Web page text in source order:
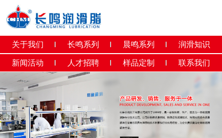
关于我们 长鸣系列 晨鸣系列 润滑知识
新闻活动 人才招聘 样品定制 联系我们